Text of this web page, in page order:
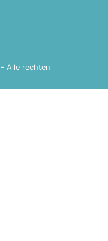
Alle rechten